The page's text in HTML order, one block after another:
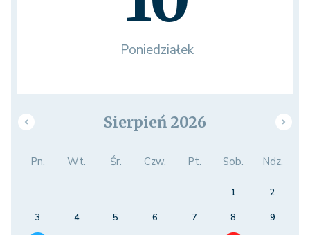
Poniedziałek
Sierpień 2026
Pn. Wt. Śr. Czw. Pt. Sob. Ndz.
1
2
3
4 5 6 7 8
9